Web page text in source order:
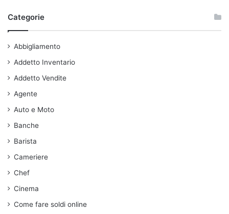
Categorie
Abbigliamento
Addetto Inventario
Addetto Vendite
Agente
Auto e Moto
Banche
Barista
Cameriere
Chef
Cinema
Come fare soldi online